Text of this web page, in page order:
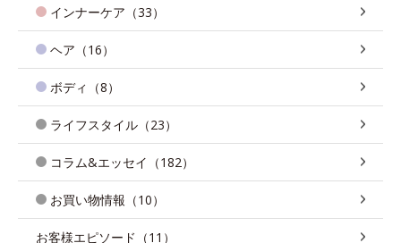
インナーケア（33）
ヘア（16）
ボディ（8）
ライフスタイル（23）
コラム&エッセイ（182）
お買い物情報（10）
お客様エピソード（11）